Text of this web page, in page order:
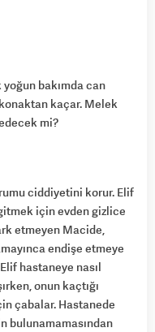
bakımda can
kaçar. Melek
mi?
ciddiyetini korur. Elif
için evden gizlice
etmeyen Macide,
endişe etmeye
hastaneye nasıl
onun kaçtığı
çabalar. Hastanede
bulunamamasından